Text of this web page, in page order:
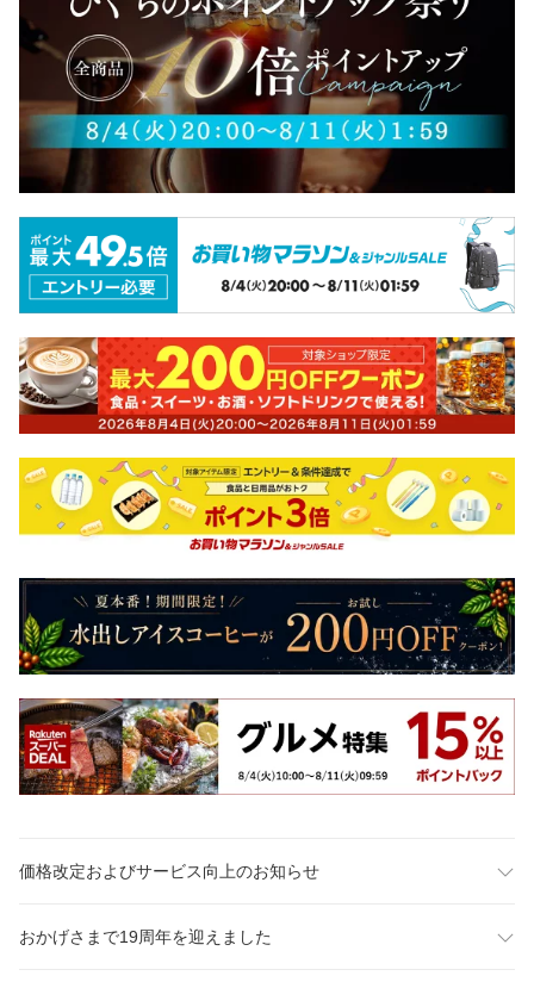
価格改定およびサービス向上のお知らせ
おかげさまで19周年を迎えました